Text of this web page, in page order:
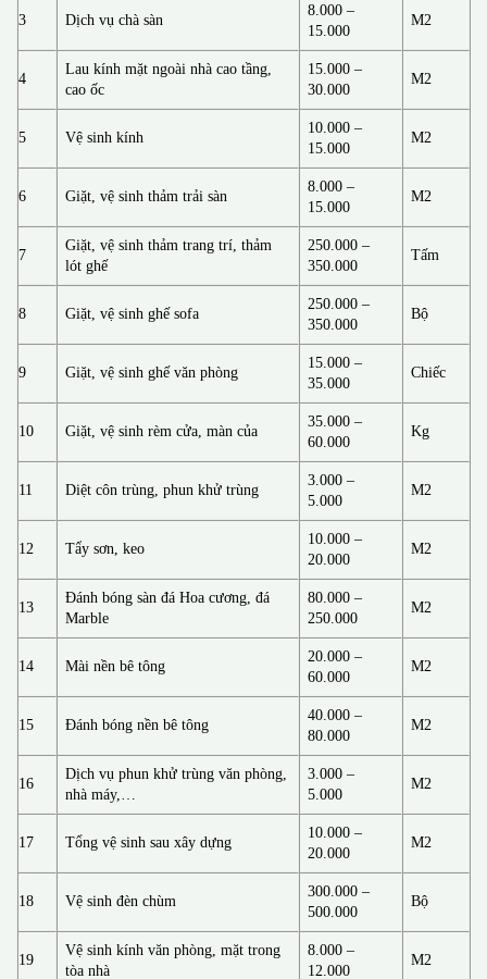
3 Dịch vụ chà sàn
8.000 –
15.000
M2
4
Lau kính mặt ngoài nhà cao tầng,
cao ốc
15.000 –
30.000
M2
5 Vệ sinh kính
10.000 –
15.000
M2
6 Giặt, vệ sinh thảm trải sàn
8.000 –
15.000
M2
7
Giặt, vệ sinh thảm trang trí, thảm
lót ghế
250.000 –
350.000
Tấm
8 Giặt, vệ sinh ghế sofa
250.000 –
350.000
Bộ
9 Giặt, vệ sinh ghế văn phòng
15.000 –
35.000
Chiếc
10 Giặt, vệ sinh rèm cửa, màn của
35.000 –
60.000
Kg
11 Diệt côn trùng, phun khử trùng
3.000 –
5.000
M2
12 Tẩy sơn, keo
10.000 –
20.000
M2
13
Đánh bóng sàn đá Hoa cương, đá
Marble
80.000 –
250.000
M2
14 Mài nền bê tông
20.000 –
60.000
M2
15 Đánh bóng nền bê tông
40.000 –
80.000
M2
16
Dịch vụ phun khử trùng văn phòng,
nhà máy,…
3.000 –
5.000
M2
17 Tổng vệ sinh sau xây dựng
10.000 –
20.000
M2
18 Vệ sinh đèn chùm
300.000 –
500.000
Bộ
19
Vệ sinh kính văn phòng, mặt trong
tòa nhà
8.000 –
12.000
M2